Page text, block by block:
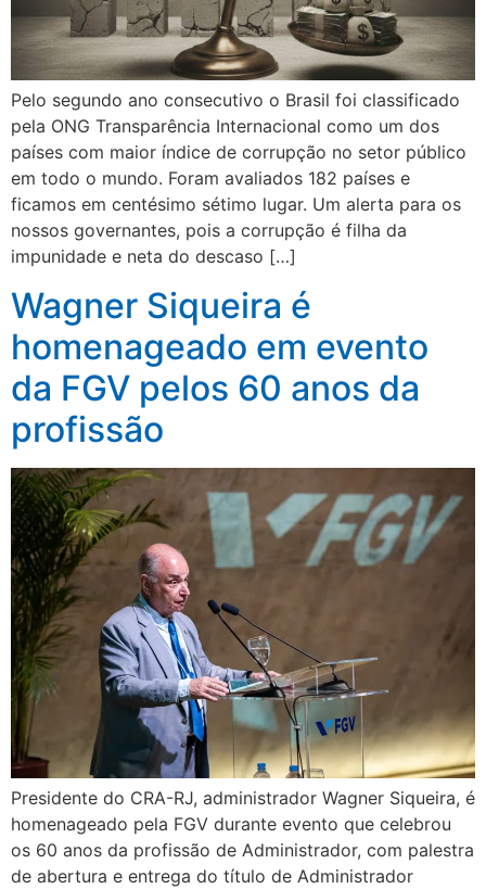
Pelo segundo ano consecutivo o Brasil foi classificado
pela ONG Transparência Internacional como um dos
países com maior índice de corrupção no setor público
em todo o mundo. Foram avaliados 182 países e
ficamos em centésimo sétimo lugar. Um alerta para os
nossos governantes, pois a corrupção é filha da
impunidade e neta do descaso […]
Wagner Siqueira é
homenageado em evento
da FGV pelos 60 anos da
profissão
Presidente do CRA-RJ, administrador Wagner Siqueira, é
homenageado pela FGV durante evento que celebrou
os 60 anos da profissão de Administrador, com palestra
de abertura e entrega do título de Administrador